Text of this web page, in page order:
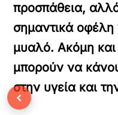
προσπάθεια,
σημαντικά οφέλη
μυαλό. Ακόμη
μπορούν να
στην υγεία και
‹